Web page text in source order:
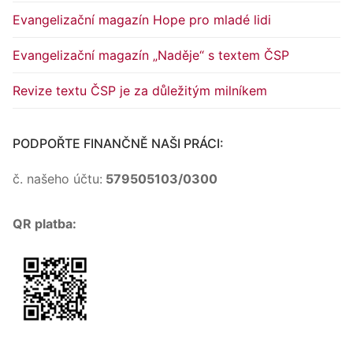
Evangelizační magazín Hope pro mladé lidi
Evangelizační magazín „Naděje“ s textem ČSP
Revize textu ČSP je za důležitým milníkem
PODPOŘTE FINANČNĚ NAŠI PRÁCI:
č. našeho účtu: 579505103/0300
QR platba: